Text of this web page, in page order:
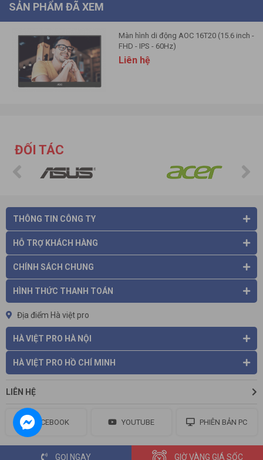
SẢN PHẨM ĐÃ XEM
Màn hình di động AOC 16T20 (15.6 inch -
FHD - IPS - 60Hz)
Liên hệ
ĐỐI TÁC
GỌI NGAY GIỜ VÀNG GIÁ SỐC
THÔNG TIN CÔNG TY
HỖ TRỢ KHÁCH HÀNG
CHÍNH SÁCH CHUNG
HÌNH THỨC THANH TOÁN
Địa điểm Hà việt pro
HÀ VIỆT PRO HÀ NỘI
HÀ VIỆT PRO HỒ CHÍ MINH
LIÊN HỆ
FACEBOOK YOUTUBE PHIÊN BẢN PC